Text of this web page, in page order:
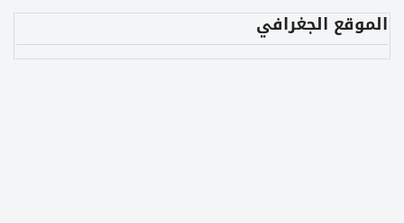
الموقع الجغرافي